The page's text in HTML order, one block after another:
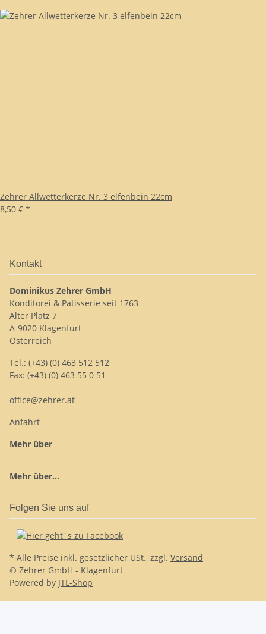
Zehrer Allwetterkerze Nr. 3 elfenbein 22cm
8,50 € *
Kontakt
Dominikus Zehrer GmbH
Konditorei & Patisserie seit 1763
Alter Platz 7
A-9020 Klagenfurt
Österreich
Tel.: (+43) (0) 463 512 512
Fax: (+43) (0) 463 55 0 51
office@zehrer.at
Anfahrt
Mehr über
Mehr über...
Folgen Sie uns auf
* Alle Preise inkl. gesetzlicher USt., zzgl. Versand
© Zehrer GmbH - Klagenfurt
Powered by JTL-Shop